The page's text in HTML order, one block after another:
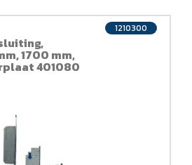
1700 mm,
401080
1210300